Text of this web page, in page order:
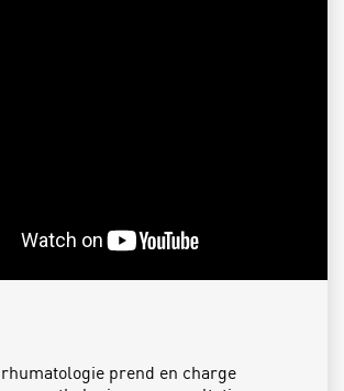
prend en charge